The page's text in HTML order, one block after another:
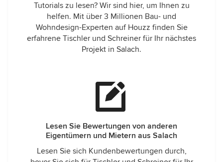
Tutorials zu lesen? Wir sind hier, um Ihnen zu
helfen. Mit über 3 Millionen Bau- und
Wohndesign-Experten auf Houzz finden Sie
erfahrene Tischler und Schreiner für Ihr nächstes
Projekt in Salach.
Lesen Sie Bewertungen von anderen
Eigentümern und Mietern aus Salach
Lesen Sie sich Kundenbewertungen durch,